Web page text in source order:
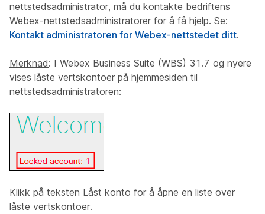
nettstedsadministrator, må du kontakte bedriftens
Webex-nettstedsadministratorer for å få hjelp. Se:
Kontakt administratoren for Webex-nettstedet ditt.
Merknad: I Webex Business Suite (WBS) 31.7 og nyere
vises låste vertskontoer på hjemmesiden til
nettstedsadministratoren:
Klikk på teksten Låst konto for å åpne en liste over
låste vertskontoer.